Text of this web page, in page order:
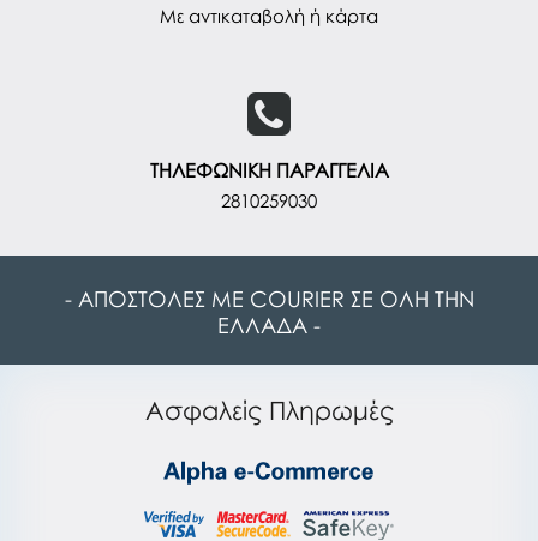
Με αντικαταβολή ή κάρτα
ΤΗΛΕΦΩΝΙΚΗ ΠΑΡΑΓΓΕΛΙΑ
2810259030
- ΑΠΟΣΤΟΛΕΣ ΜΕ COURIER ΣΕ ΟΛΗ ΤΗΝ
ΕΛΛΑΔΑ -
Ασφαλείς Πληρωμές